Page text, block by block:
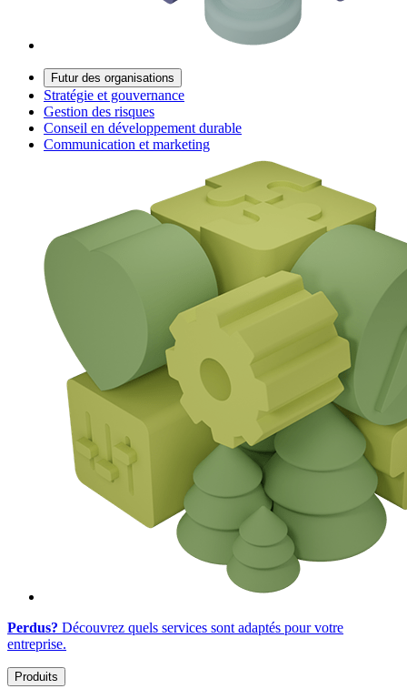
Futur des organisations
Stratégie et gouvernance
Gestion des risques
Conseil en développement durable
Communication et marketing
Perdus? Découvrez quels services sont adaptés pour votre
entreprise.
Produits